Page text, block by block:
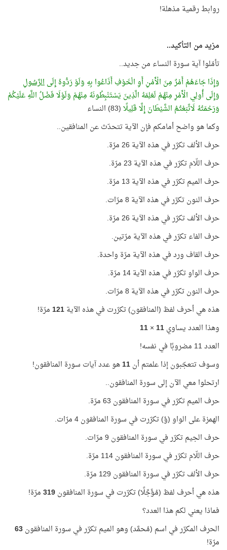
روابط رقمية مذهلة!
مزيد من التأكيد..
تأمّلوا آية سورة النساء من جديد..
وَإِذَا جَاءَهُمْ أَمْرٌ مِنَ الْأَمْنِ أَوِ الْخَوْفِ أَذَاعُوا بِهِ وَلَوْ رَدُّوهُ إِلَىالرَّسُولِ
وَإِلَى أُولِي الْأَمْرِ مِنْهُمْ لَعَلِمَهُ الَّذِينَ يَسْتَنْبِطُونَهُ مِنْهُمْ وَلَوْلَا فَضْلُ اللَّهِ عَلَيْكُمْ
وَرَحْمَتُهُ لَاتَّبَعْتُمُ الشَّيْطَانَ إِلَّا قَلِيلًا(83) النساء
وكما هو واضح أمامكم فإن الآية تتحدّث عن المنافقين..
حرف الألف تكرّر في هذه الآية 26 مرّة.
حرف اللّام تكرّر في هذه الآية 23 مرّة.
حرف الميم تكرّر في هذه الآية 13 مرّة.
حرف النون تكرّر في هذه الآية 8 مرّات.
حرف الألف تكرّر في هذه الآية 26 مرّة.
حرف الفاء تكرّر في هذه الآية مرّتين.
حرف القاف ورد في هذه الآية مرّة واحدة.
حرف الواو تكرّر في هذه الآية 14 مرّة.
حرف النون تكرّر في هذه الآية 8 مرّات.
هذه هي أحرف لفظ (المنافقون) تكرّرت في هذه الآية121مرّة!
وهذا العدد يساوي11
×
11
العدد 11 مضروبًا في نفسه!
وسوف تتعجّبون إذا علمتم أن11هو عدد آيات سورة المنافقون!
ارتحلوا معي الآن إلى سورة المنافقون..
حرف الميم تكرّر في سورة المنافقون 63 مرّة.
الهمزة على الواو (ؤ) تكرّرت في سورة المنافقون 4 مرّات.
حرف الجيم تكرّر في سورة المنافقون 9 مرّات.
حرف اللّام تكرّر في سورة المنافقون 114 مرّة.
حرف الألف تكرّر في سورة المنافقون 129 مرّة.
هذه هي أحرف لفظ (مُؤَجَّلًا) تكرّرت في سورة المنافقون319مرّة!
فماذا يعني لكم هذا العدد؟
الحرف المكرّر في اسم (مُحمَّد) وهو الميم تكرّر في سورة المنافقون63
مرّة!